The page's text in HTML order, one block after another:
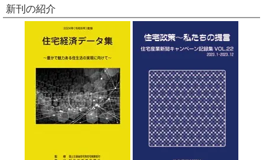
新刊の紹介